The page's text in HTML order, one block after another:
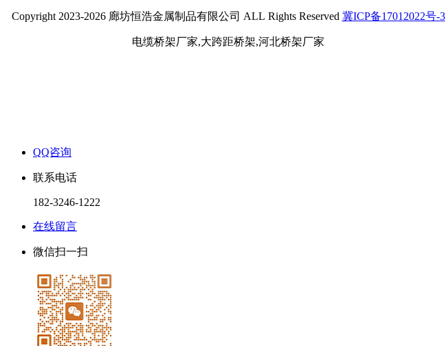
Copyright 2023-2026 廊坊恒浩金属制品有限公司 ALL Rights Reserved 冀ICP备17012022号-3
电缆桥架厂家,大跨距桥架,河北桥架厂家
QQ咨询
联系电话
182-3246-1222
在线留言
微信扫一扫